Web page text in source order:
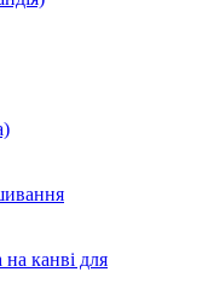
канві для